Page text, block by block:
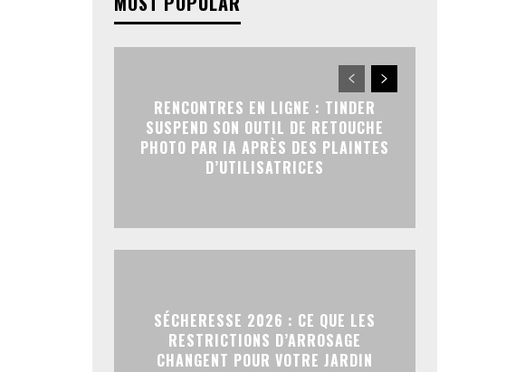
RENCONTRES EN LIGNE : TINDER
SUSPEND SON OUTIL DE RETOUCHE
PHOTO PAR IA APRÈS DES PLAINTES
D’UTILISATRICES
SÉCHERESSE 2026 : CE QUE LES
RESTRICTIONS D’ARROSAGE
CHANGENT POUR VOTRE JARDIN